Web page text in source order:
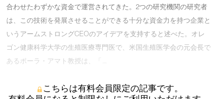
合わせたわずかな資金で運営されてきた。2つの研究機関の研究者
は、この技術を発展させることができる十分な資金力を持つ企業と
いうアームストロングCEOのアイデアを支持すると述べた。オレ
ゴン健康科学大学の生殖医療専門医で、米国生殖医学会の元会長で
あるポーラ・アマト教授は、「 …
こちらは有料会員限定の記事です。